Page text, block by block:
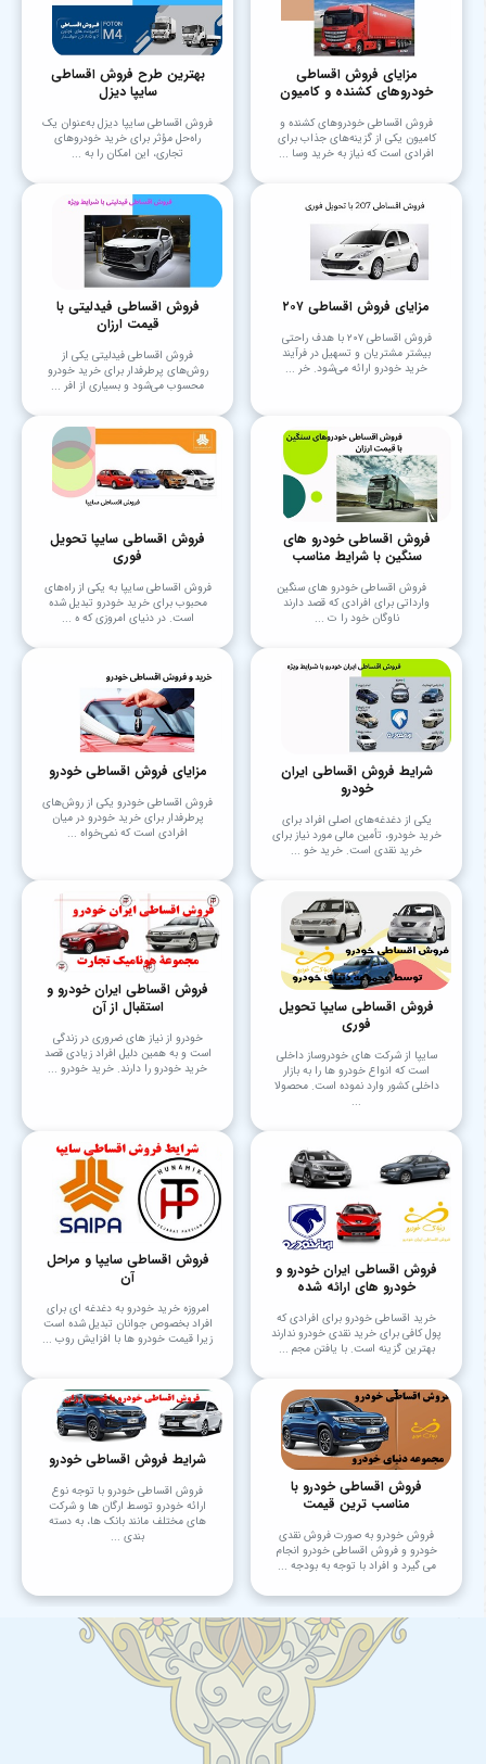
مزایای فروش اقساطی
خودروهای کشنده و کامیون
فروش اقساطی خودروهای کشنده و
کامیون یکی از گزینه‌های جذاب برای
افرادی است که نیاز به خرید وسا ...
بهترین طرح فروش اقساطی
سایپا دیزل
فروش اقساطی سایپا دیزل به‌عنوان یک
راه‌حل مؤثر برای خرید خودروهای
تجاری، این امکان را به ...
مزایای فروش اقساطی ۲۰۷
فروش اقساطی ۲۰۷ با هدف راحتی
بیشتر مشتریان و تسهیل در فرآیند
خرید خودرو ارائه می‌شود. خر ...
فروش اقساطی فیدلیتی با
قیمت ارزان
فروش اقساطی فیدلیتی یکی از
روش‌های پرطرفدار برای خرید خودرو
محسوب می‌شود و بسیاری از افر ...
فروش اقساطی خودرو های
سنگین با شرایط مناسب
فروش اقساطی خودرو های سنگین
وارداتی برای افرادی که قصد دارند
ناوگان خود را ت ...
فروش اقساطی سایپا تحویل
فوری
فروش اقساطی سایپا به یکی از راه‌های
محبوب برای خرید خودرو تبدیل شده
است. در دنیای امروزی که ه ...
شرایط فروش اقساطی ایران
خودرو
یکی از دغدغه‌های اصلی افراد برای
خرید خودرو، تأمین مالی مورد نیاز برای
خرید نقدی است. خرید خو ...
مزایای فروش اقساطی خودرو
فروش اقساطی خودرو یکی از روش‌های
پرطرفدار برای خرید خودرو در میان
افرادی است که نمی‌خواه ...
فروش اقساطی سایپا تحویل
فوری
سایپا از شرکت های خودروساز داخلی
است که انواع خودرو ها را به بازار
داخلی کشور وارد نموده است. محصولا
...
فروش اقساطی ایران خودرو و
استقبال از آن
خودرو از نیاز های ضروری در زندگی
است و به همین دلیل افراد زیادی قصد
خرید خودرو را دارند. خرید خودرو ...
فروش اقساطی ایران خودرو و
خودرو های ارائه شده
خرید اقساطی خودرو برای افرادی که
پول کافی برای خرید نقدی خودرو ندارند
بهترین گزینه است. با یافتن مجم ...
فروش اقساطی سایپا و مراحل
آن
امروزه خرید خودرو به دغدغه ای برای
افراد بخصوص جوانان تبدیل شده است
زیرا قیمت خودرو ها با افزایش روب ...
فروش اقساطی خودرو با
مناسب ترین قیمت
فروش خودرو به صورت فروش نقدی
خودرو و فروش اقساطی خودرو انجام
می‌ گیرد و افراد با توجه به بودجه ...
شرایط فروش اقساطی خودرو
فروش اقساطی خودرو با توجه نوع
ارائه خودرو توسط ارگان ها و شرکت
های مختلف مانند بانک ها، به دسته
بندی ...